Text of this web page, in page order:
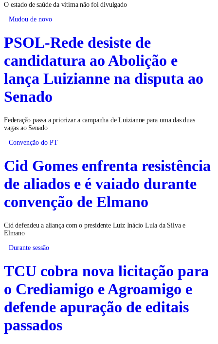
O estado de saúde da vítima não foi divulgado
Mudou de novo
PSOL-Rede desiste de
candidatura ao Abolição e
lança Luizianne na disputa ao
Senado
Federação passa a priorizar a campanha de Luizianne para uma das duas
vagas ao Senado
Convenção do PT
Cid Gomes enfrenta resistência
de aliados e é vaiado durante
convenção de Elmano
Cid defendeu a aliança com o presidente Luiz Inácio Lula da Silva e
Elmano
Durante sessão
TCU cobra nova licitação para
o Crediamigo e Agroamigo e
defende apuração de editais
passados